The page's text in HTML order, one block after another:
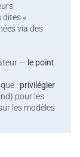
dites «
via des
— le point
: privilégier
pour les
les modèles